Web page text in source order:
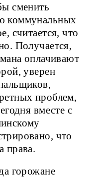
сменить
коммунальных
считается, что
Получается,
оплачивают
уверен
проблем,
вместе с
что
права.
горожане